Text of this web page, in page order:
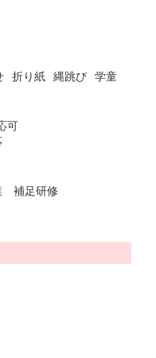
折り紙 縄跳び 学童
可
補足研修